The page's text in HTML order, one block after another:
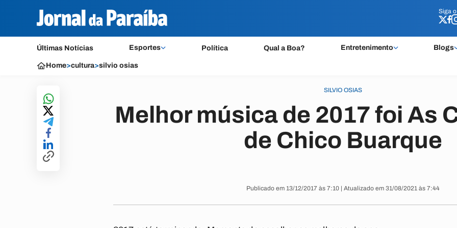
Siga o
Últimas Notícias Esportes Política Qual a Boa? Entretenimento Blogs
Siga o
Home>cultura>silvio osias
SILVIO OSIAS
Melhor música de 2017 foi As
de Chico Buarque
Publicado em 13/12/2017 às 7:10 | Atualizado em 31/08/2021 às 7:44